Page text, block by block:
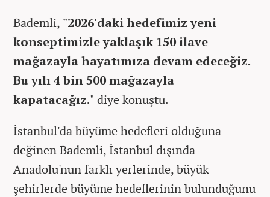
Bademli, "2026'daki hedefimiz yeni
konseptimizle yaklaşık 150 ilave
mağazayla hayatımıza devam edeceğiz.
Bu yılı 4 bin 500 mağazayla
kapatacağız." diye konuştu.
İstanbul'da büyüme hedefleri olduğuna
değinen Bademli, İstanbul dışında
Anadolu'nun farklı yerlerinde, büyük
şehirlerde büyüme hedeflerinin bulunduğunu